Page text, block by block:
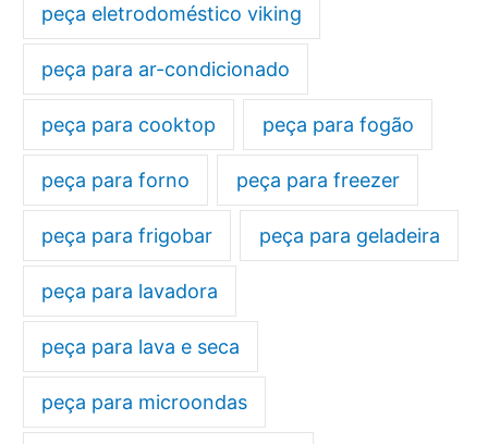
peça eletrodoméstico viking
peça para ar-condicionado
peça para cooktop peça para fogão
peça para forno peça para freezer
peça para frigobar peça para geladeira
peça para lavadora
peça para lava e seca
peça para microondas